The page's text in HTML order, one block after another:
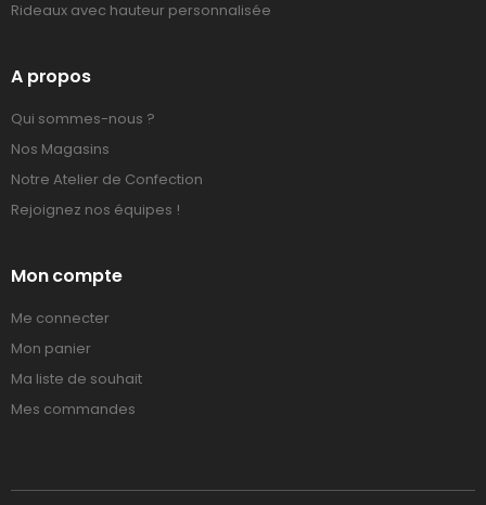
Rideaux avec hauteur personnalisée
A propos
Qui sommes-nous ?
Nos Magasins
Notre Atelier de Confection
Rejoignez nos équipes !
Mon compte
Me connecter
Mon panier
Ma liste de souhait
Mes commandes